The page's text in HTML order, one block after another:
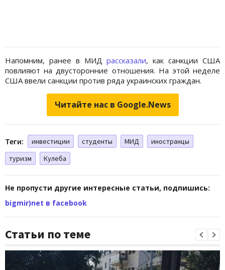
Напомним, ранее в МИДрассказали, как санкции США
повлияют на двусторонние отношения. На этой неделе
США ввели санкции против ряда украинских граждан.
Читайте нас в Google.News
Теги: инвестиции студенты МИД
иностранцы
туризм
Кулеба
Не пропусти другие интересные статьи, подпишись:
bigmir)net в facebook
Статьи по теме